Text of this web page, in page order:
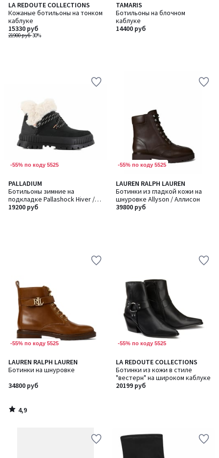
LA REDOUTE COLLECTIONS
Кожаные ботильоны на тонком
каблуке
21900 руб-30%
15330 руб
TAMARIS
Ботильоны на блочном
каблуке
14400 руб
-55% по коду 5525
PALLADIUM
Ботильоны зимние на
подкладке Pallashock Hiver /
Паллашок Хайвер
19200 руб
-55% по коду 5525
LAUREN RALPH LAUREN
Ботинки из гладкой кожи на
шнуровке Allyson / Аллисон
39800 руб
-55% по коду 5525
LAUREN RALPH LAUREN
Ботинки на шнуровке
34800 руб
4,9
/ 5
4,9
/
-55% по коду 5525
LA REDOUTE COLLECTIONS
Ботинки из кожи в стиле
"вестерн" на широком каблуке
20199 руб